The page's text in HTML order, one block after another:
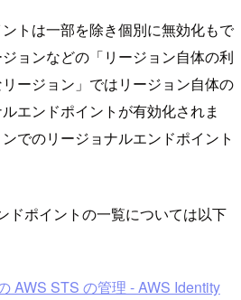
トは一部を除き個別に無効化もで
ョンなどの「リージョン自体の利
ージョン」ではリージョン自体の
エンドポイントが有効化されま
でのリージョナルエンドポイント
ドポイントの一覧については以下
AWS STS の管理 - AWS Identity